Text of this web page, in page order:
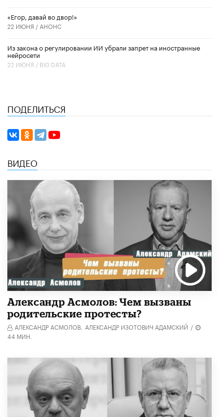
«Егор, давай во двор!»
22 ИЮНЯ / АНОНС
Из закона о регулировании ИИ убрали запрет на иностранные
нейросети
22 ИЮНЯ / BIG DATA
ПОДЕЛИТЬСЯ
ВИДЕО
Александр Асмолов: Чем вызваны
родительские протесты?
АЛЕКСАНДР АСМОЛОВ, АЛЕКСАНДР ИЗОТОВИЧ АДАМСКИЙ /
44 МИН.